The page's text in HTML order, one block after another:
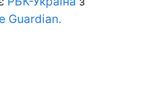
Guardian.